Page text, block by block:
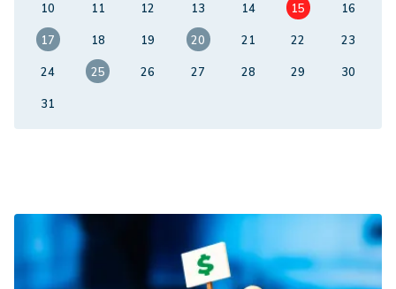
10
11 12 13 14 15
16
17
18 19 20 21 22
23
24
25 26 27 28 29
30
31